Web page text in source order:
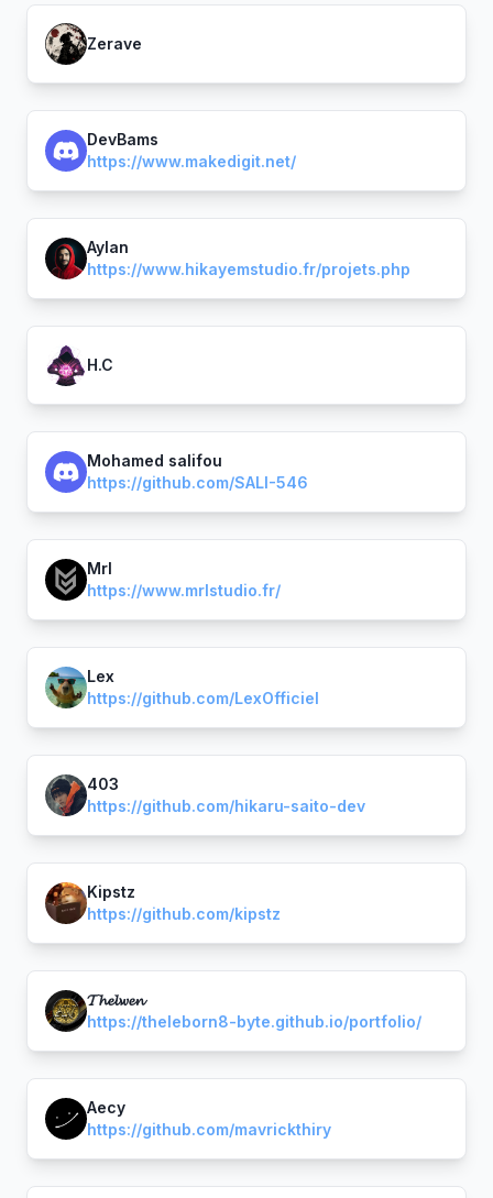
Zerave
DevBams
https://www.makedigit.net/
Aylan
https://www.hikayemstudio.fr/projets.php
H.C
Mohamed salifou
https://github.com/SALI-546
Mrl
https://www.mrlstudio.fr/
Lex
https://github.com/LexOfficiel
403
https://github.com/hikaru-saito-dev
Kipstz
https://github.com/kipstz
𝓣𝓱𝓮𝓵𝔀𝓮𝓷
https://theleborn8-byte.github.io/portfolio/
Aecy
https://github.com/mavrickthiry